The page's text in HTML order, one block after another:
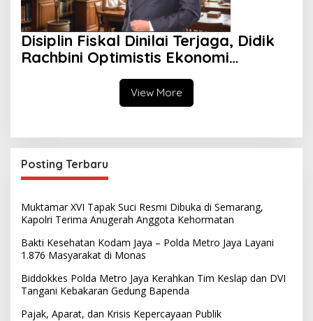
Disiplin Fiskal Dinilai Terjaga, Didik
Rachbini Optimistis Ekonomi
Indonesia Menguat
View More
Posting Terbaru
Muktamar XVI Tapak Suci Resmi Dibuka di Semarang,
Kapolri Terima Anugerah Anggota Kehormatan
Bakti Kesehatan Kodam Jaya – Polda Metro Jaya Layani
1.876 Masyarakat di Monas
Biddokkes Polda Metro Jaya Kerahkan Tim Keslap dan DVI
Tangani Kebakaran Gedung Bapenda
Pajak, Aparat, dan Krisis Kepercayaan Publik